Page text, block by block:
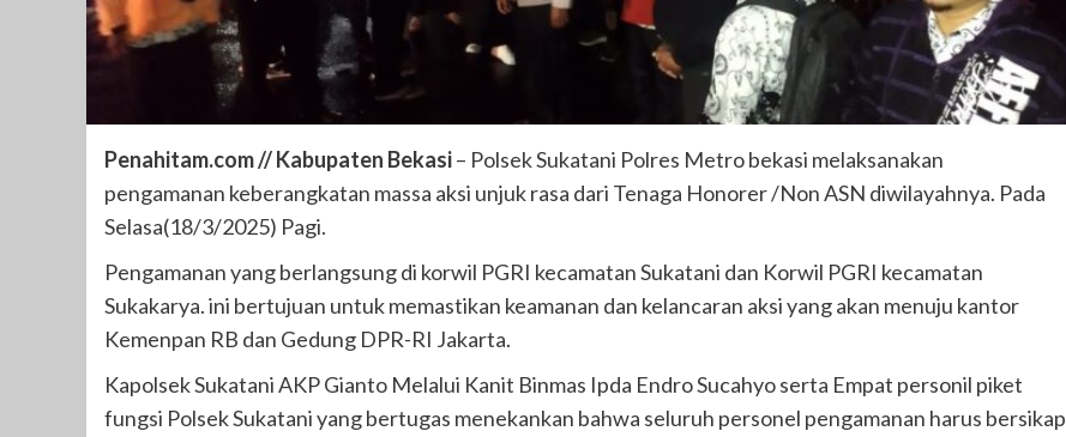
Penahitam.com // Kabupaten Bekasi– Polsek Sukatani Polres Metro bekasi melaksanakan
pengamanan keberangkatan massa aksi unjuk rasa dari Tenaga Honorer /Non ASN diwilayahnya. Pada
Selasa(18/3/2025) Pagi.
Pengamanan yang berlangsung di korwil PGRI kecamatan Sukatani dan Korwil PGRI kecamatan
Sukakarya. ini bertujuan untuk memastikan keamanan dan kelancaran aksi yang akan menuju kantor
Kemenpan RB dan Gedung DPR-RI Jakarta.
Kapolsek Sukatani AKP Gianto Melalui Kanit Binmas Ipda Endro Sucahyo serta Empat personil piket
fungsi Polsek Sukatani yang bertugas menekankan bahwa seluruh personel pengamanan harus bersikap